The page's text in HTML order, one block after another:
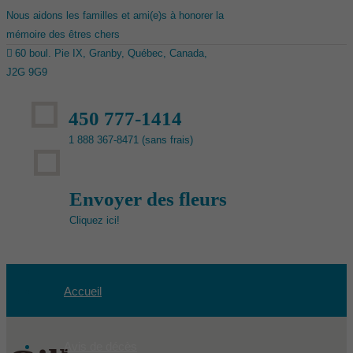
Nous aidons les familles et ami(e)s à honorer la
mémoire des êtres chers
60 boul. Pie IX, Granby, Québec, Canada,
J2G 9G9
450 777-1414
1 888 367-8471 (sans frais)
Envoyer des fleurs
Cliquez ici!
Accueil
Avis de décès